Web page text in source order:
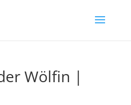
Wölfin |